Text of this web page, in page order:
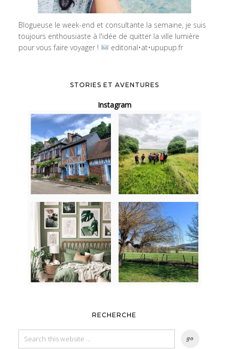
Blogueuse le week-end et consultante la semaine, je suis
toujours enthousiaste à l'idée de quitter la ville lumière
pour vous faire voyager !
editorial•at•upupup.fr
STORIES ET AVENTURES
Instagram
RECHERCHE